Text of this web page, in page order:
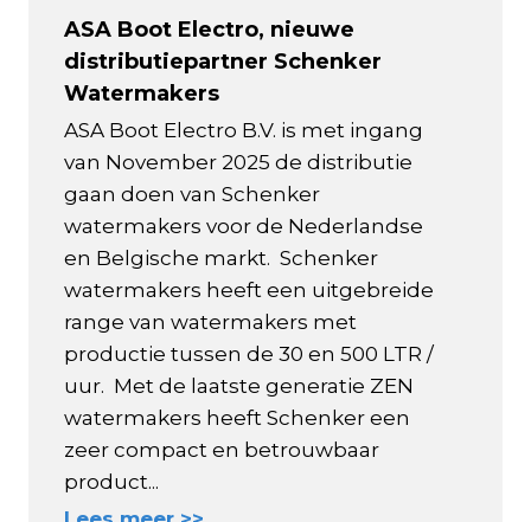
ASA Boot Electro, nieuwe
distributiepartner Schenker
Watermakers
ASA Boot Electro B.V. is met ingang
van November 2025 de distributie
gaan doen van Schenker
watermakers voor de Nederlandse
en Belgische markt. Schenker
watermakers heeft een uitgebreide
range van watermakers met
productie tussen de 30 en 500 LTR /
uur. Met de laatste generatie ZEN
watermakers heeft Schenker een
zeer compact en betrouwbaar
product...